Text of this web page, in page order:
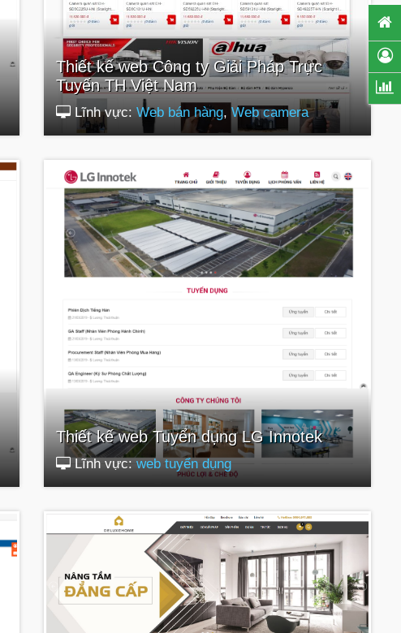
Thiết kế web Công ty Giải Pháp Trực
Tuyến TH Việt Nam
Lĩnh vực: Web bán hàng, Web camera
Thiết kế web Tuyển dụng LG Innotek
Lĩnh vực: web tuyển dụng